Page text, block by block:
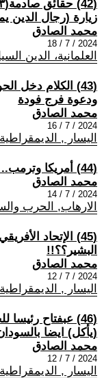
زيارة (رجال الدين
محمد الصادق
2024 / 7 / 18
العلمانية، الدين
(43) الكلام دخل
ودعوة فرج فودة
محمد الصادق
2024 / 7 / 16
اليسار ,
(44) أمريكا وترمب.. وسياسة زرع الشوك !!
محمد الصادق
2024 / 7 / 14
الارهاب, الحرب
(45) الإتحاد
البشير؟؟!!
محمد الصادق
2024 / 7 / 12
اليسار ,
(46) عبفتاح
(يأكل) ايضا بالسودان (٧ /
محمد الصادق
2024 / 7 / 12
اليسار ,